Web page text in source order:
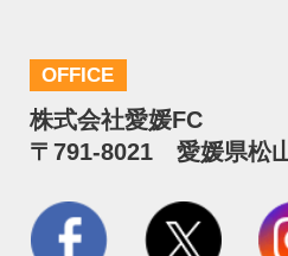
OFFICE
株式会社愛媛FC
〒791-8021 愛媛県松